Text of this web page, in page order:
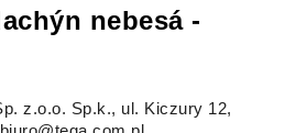
nebesá -
z.o.o. Sp.k., ul. Kiczury 12,